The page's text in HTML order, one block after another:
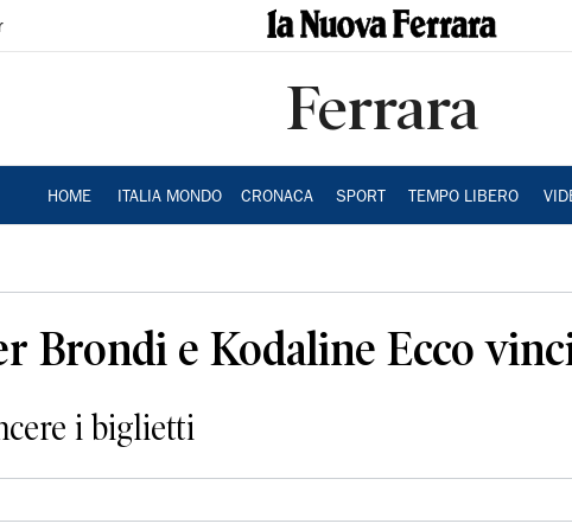
Ferrara
HOME ITALIA MONDO CRONACA SPORT TEMPO LIBERO
Brondi e Kodaline Ecco
i biglietti